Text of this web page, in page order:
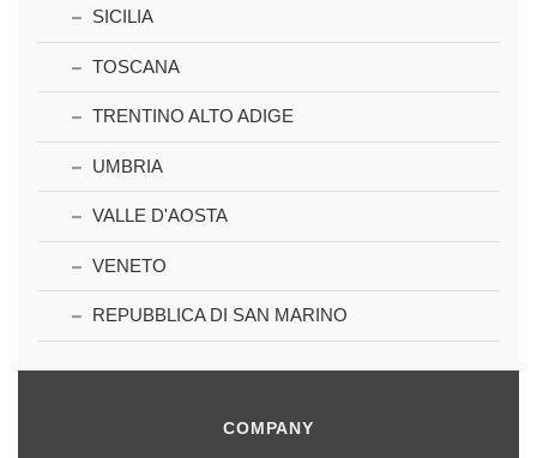
SICILIA
TOSCANA
TRENTINO ALTO ADIGE
UMBRIA
VALLE D'AOSTA
VENETO
REPUBBLICA DI SAN MARINO
COMPANY